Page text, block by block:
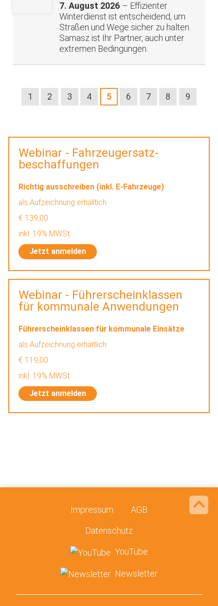
7. August 2026 – Effizienter
Winterdienst ist entscheidend, um
Straßen und Wege sicher zu halten.
Samasz ist Ihr Partner, auch unter
extremen Bedingungen.
1 2 3 4 5 6 7 8 9
Webinar - Fahrzeugersatz-
beschaffungen
Richtig ausschreiben (inkl. E-Fahrzeuge)
als Aufzeichnung erhälltich
€ 139,00
inkl. 19% MWSt.
Jetzt anmelden
Webinar - Führerscheinklassen
für kommunale Anwendungen
Führerscheinklassen für kommunale Einsätze
als Aufzeichnung erhältlich
€ 119,00
inkl. 19% MWSt.
Jetzt anmelden
Impressum AGB
Datenschutz
YouTube
Newsletter